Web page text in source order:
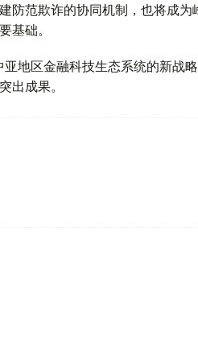
防范欺诈的协同机制，也将成为
基础。
地区金融科技生态系统的新战
出成果。